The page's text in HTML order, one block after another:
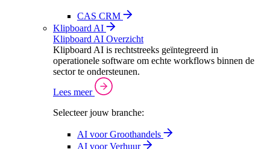
CAS CRM
Klipboard AI
Klipboard AI Overzicht
Klipboard AI is rechtstreeks geïntegreerd in
operationele software om echte workflows binnen de
sector te ondersteunen.
Lees meer
Selecteer jouw branche:
AI voor Groothandels
AI voor Verhuur